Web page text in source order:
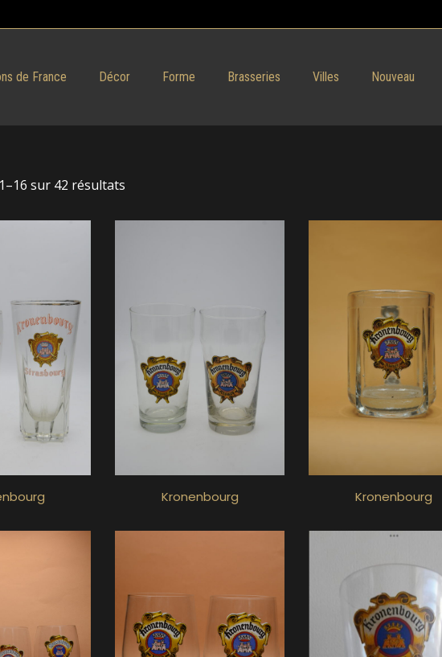
de France Décor Forme Brasseries Villes Nouveau
sur 42 résultats
Kronenbourg Kronenbourg